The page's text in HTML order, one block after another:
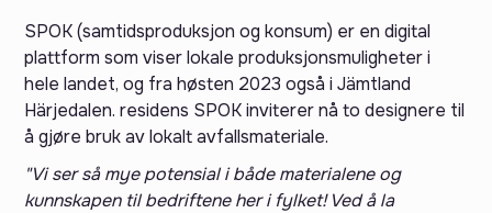
SPOK (samtidsproduksjon og konsum) er en digital
plattform som viser lokale produksjonsmuligheter i
hele landet, og fra høsten 2023 også i Jämtland
Härjedalen. residens SPOK inviterer nå to designere til
å gjøre bruk av lokalt avfallsmateriale.
"Vi ser så mye potensial i både materialene og
kunnskapen til bedriftene her i fylket! Ved å la